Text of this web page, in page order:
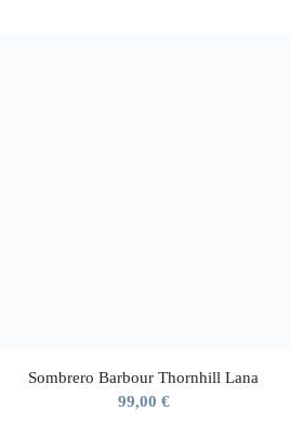
Sombrero Barbour Thornhill Lana
99,00 €